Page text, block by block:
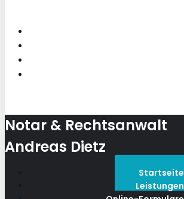
Notar & Rechtsanwalt
Andreas Dietz
Startseite
Leistungen